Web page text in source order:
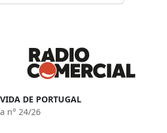
DE PORTUGAL
n° 24/26